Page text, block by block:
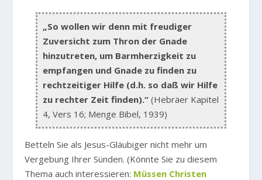
„So wollen wir denn mit freudiger
Zuversicht zum Thron der Gnade
hinzutreten, um Barmherzigkeit zu
empfangen und Gnade zu finden zu
rechtzeitiger Hilfe (d.h. so daß wir Hilfe
zu rechter Zeit finden).“ (Hebräer Kapitel
4, Vers 16; Menge Bibel, 1939)
Betteln Sie als Jesus-Gläubiger nicht mehr um
Vergebung Ihrer Sünden. (Könnte Sie zu diesem
Thema auch interessieren: Müssen Christen